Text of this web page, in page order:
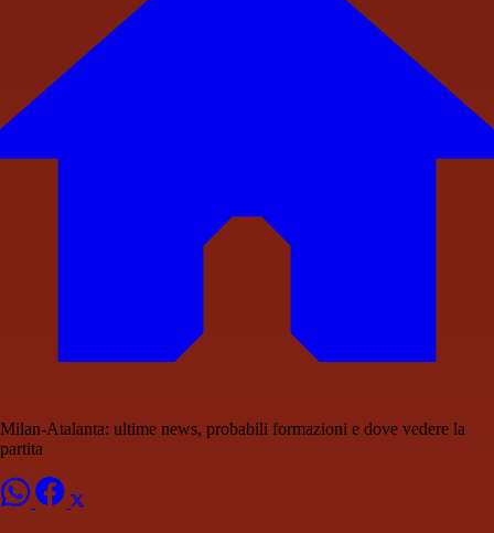
Milan-Atalanta: ultime news, probabili formazioni e dove vedere la
partita